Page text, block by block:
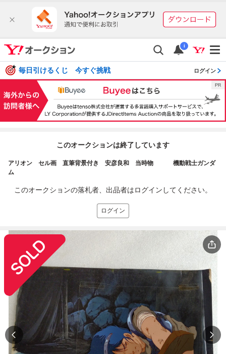
i
毎日引けるくじ 今すぐ挑戦 ログイン
このオークションは終了しています
アリオン セル画 直筆背景付き 安彦良和 当時物 機動戦士ガンダ
ム
このオークションの落札者、出品者はログインしてください。
ログイン